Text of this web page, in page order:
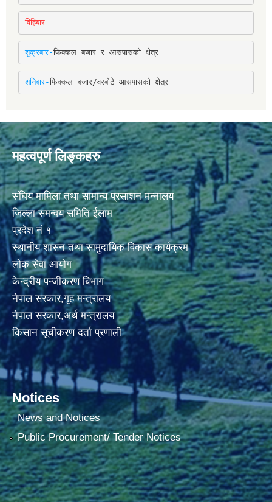
विहिबार-
शुक्रबार-फिक्कल बजार र आसपासको क्षेत्र
शनिबार-फिक्कल बजार/वरबोटे आसपासको क्षेत्र
महत्वपूर्ण लिङ्कहरु
संघिय मामिला तथा सामान्य प्रसाशन मन्नालय
जिल्ला समन्वय समिति ईलाम
प्रदेश नं १
स्थानीय शासन तथा सामुदायिक विकास कार्यक्रम
लोक सेवा आयोग
केन्द्रीय पन्जीकरण बिभाग
नेपाल सरकार,गृह मन्त्रालय
नेपाल सरकार,अर्थ मन्त्रालय
किसान सूचीकरण दर्ता प्रणाली
Notices
News and Notices
Public Procurement/ Tender Notices